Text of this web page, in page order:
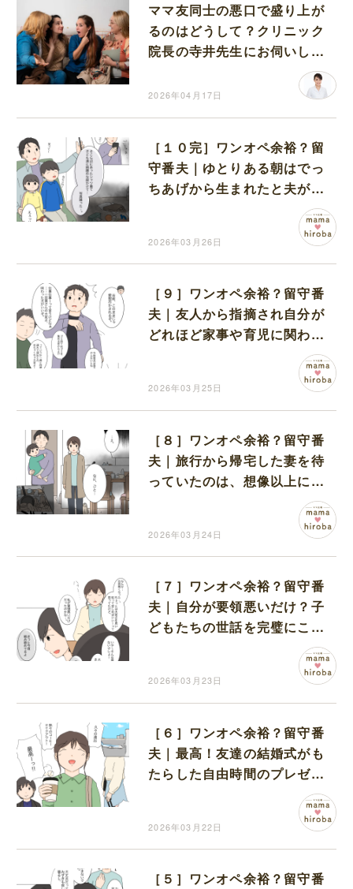
ママ友同士の悪口で盛り上が
るのはどうして？クリニック
院長の寺井先生にお伺いしま
2026年04月17日
［１０完］ワンオペ余裕？留
守番夫｜ゆとりある朝はでっ
ちあげから生まれたと夫が白
状。子どもに服をかけてパシ
2026年03月26日
［９］ワンオペ余裕？留守番
夫｜友人から指摘され自分が
どれほど家事や育児に関われ
ていなかったのかを思い知っ
2026年03月25日
［８］ワンオペ余裕？留守番
夫｜旅行から帰宅した妻を待
っていたのは、想像以上に散
2026年03月24日
［７］ワンオペ余裕？留守番
夫｜自分が要領悪いだけ？子
どもたちの世話を完璧にこな
した夫の報告に自信をなくす
2026年03月23日
［６］ワンオペ余裕？留守番
夫｜最高！友達の結婚式がも
たらした自由時間のプレゼン
2026年03月22日
［５］ワンオペ余裕？留守番